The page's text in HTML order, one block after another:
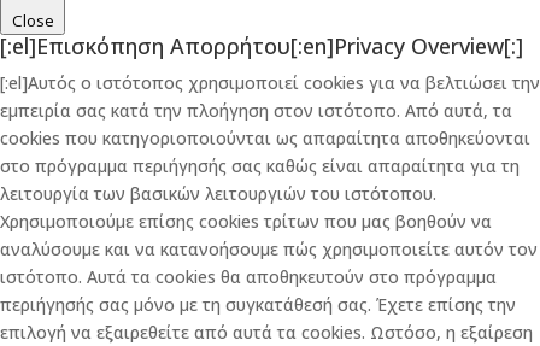
Close
[:el]Επισκόπηση Απορρήτου[:en]Privacy Overview[:]
[:el]Αυτός ο ιστότοπος χρησιμοποιεί cookies για να βελτιώσει την
εμπειρία σας κατά την πλοήγηση στον ιστότοπο. Από αυτά, τα
cookies που κατηγοριοποιούνται ως απαραίτητα αποθηκεύονται
στο πρόγραμμα περιήγησής σας καθώς είναι απαραίτητα για τη
λειτουργία των βασικών λειτουργιών του ιστότοπου.
Χρησιμοποιούμε επίσης cookies τρίτων που μας βοηθούν να
αναλύσουμε και να κατανοήσουμε πώς χρησιμοποιείτε αυτόν τον
ιστότοπο. Αυτά τα cookies θα αποθηκευτούν στο πρόγραμμα
περιήγησής σας μόνο με τη συγκατάθεσή σας. Έχετε επίσης την
επιλογή να εξαιρεθείτε από αυτά τα cookies. Ωστόσο, η εξαίρεση